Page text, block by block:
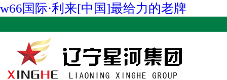
w66国际·利来[中国]最给力的老牌